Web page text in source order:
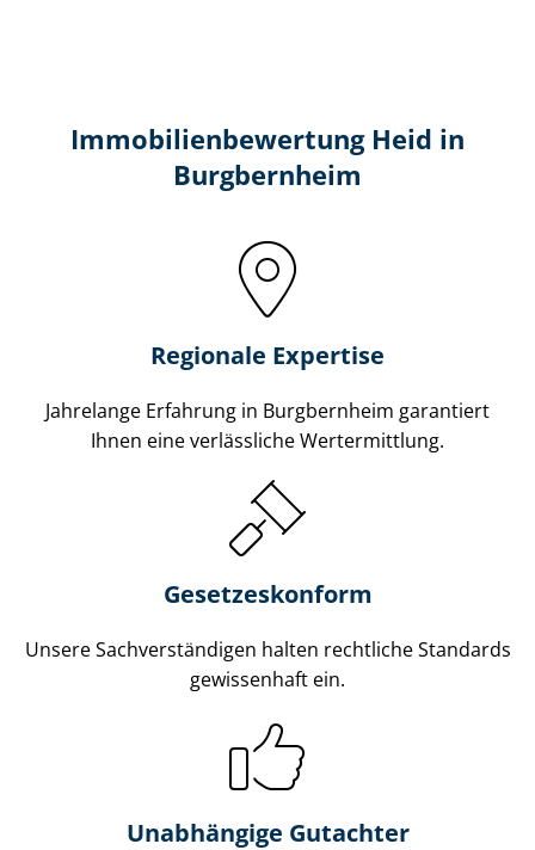
Immobilien­bewertung Heid in
Burgbernheim
Regionale Expertise
Jahrelange Erfahrung in Burgbernheim garantiert
Ihnen eine verlässliche Wertermittlung.
Gesetzes­konform
Unsere Sach­ver­stän­di­gen halten rechtliche Standards
gewissenhaft ein.
Unabhängige Gutachter